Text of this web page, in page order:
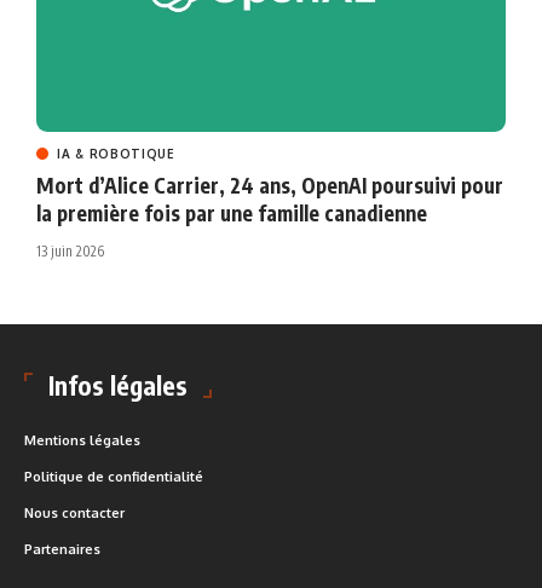
IA & ROBOTIQUE
Mort d’Alice Carrier, 24 ans, OpenAI poursuivi pour
la première fois par une famille canadienne
13 juin 2026
Infos légales
Mentions légales
Politique de confidentialité
Nous contacter
Partenaires